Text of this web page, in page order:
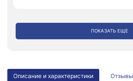
ПОКАЗАТЬ ЕЩЕ
Описание и характеристики Отзывы